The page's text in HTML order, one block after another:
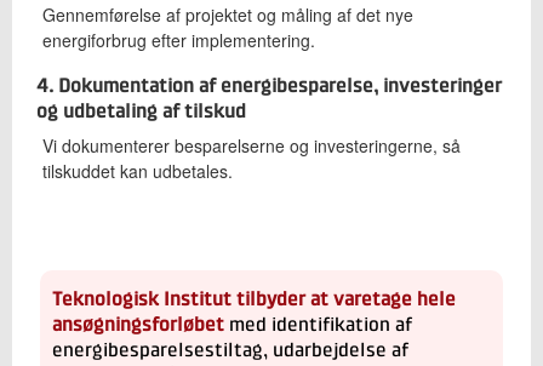
Gennemførelse af projektet og måling af det nye
energiforbrug efter implementering.
4. Dokumentation af energibesparelse, investeringer
og udbetaling af tilskud
Vi dokumenterer besparelserne og investeringerne, så
tilskuddet kan udbetales.
Teknologisk Institut tilbyder at varetage hele
ansøgningsforløbet med identifikation af
energibesparelsestiltag, udarbejdelse af